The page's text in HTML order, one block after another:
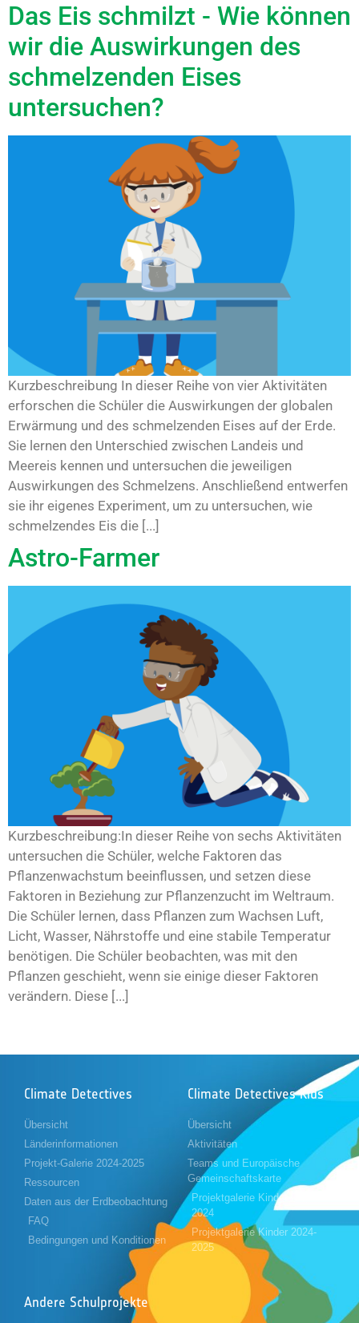
Das Eis schmilzt - Wie können
wir die Auswirkungen des
schmelzenden Eises
untersuchen?
Kurzbeschreibung In dieser Reihe von vier Aktivitäten
erforschen die Schüler die Auswirkungen der globalen
Erwärmung und des schmelzenden Eises auf der Erde.
Sie lernen den Unterschied zwischen Landeis und
Meereis kennen und untersuchen die jeweiligen
Auswirkungen des Schmelzens. Anschließend entwerfen
sie ihr eigenes Experiment, um zu untersuchen, wie
schmelzendes Eis die [...]
Astro-Farmer
Kurzbeschreibung:In dieser Reihe von sechs Aktivitäten
untersuchen die Schüler, welche Faktoren das
Pflanzenwachstum beeinflussen, und setzen diese
Faktoren in Beziehung zur Pflanzenzucht im Weltraum.
Die Schüler lernen, dass Pflanzen zum Wachsen Luft,
Licht, Wasser, Nährstoffe und eine stabile Temperatur
benötigen. Die Schüler beobachten, was mit den
Pflanzen geschieht, wenn sie einige dieser Faktoren
verändern. Diese [...]
Climate Detectives
Übersicht
Länderinformationen
Projekt-Galerie 2024-2025
Ressourcen
Daten aus der Erdbeobachtung
FAQ
Bedingungen und Konditionen
Climate Detectives Kids
Übersicht
Aktivitäten
Teams und Europäische
Gemeinschaftskarte
Projektgalerie Kinder 2023-
2024
Projektgalerie Kinder 2024-
2025
Andere Schulprojekte